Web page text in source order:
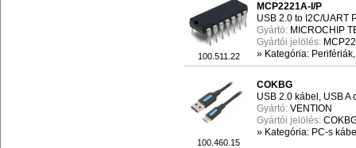
100.511.22
MCP2221A-I/P
USB 2.0 to I2C/UART
Gyártó: MICROCHIP
Gyártói jelölés:
» Kategória:
100.460.15
COKBG
USB 2.0 kábel, USB
Gyártó: VENTION
Gyártói jelölés:
» Kategória: PC-s